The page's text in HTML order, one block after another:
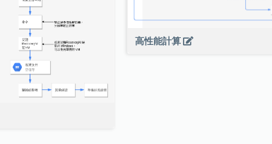
高性能計算